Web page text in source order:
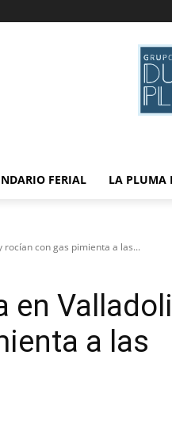
FERIAL LA PLUMA
con gas pimienta a las...
en
a las